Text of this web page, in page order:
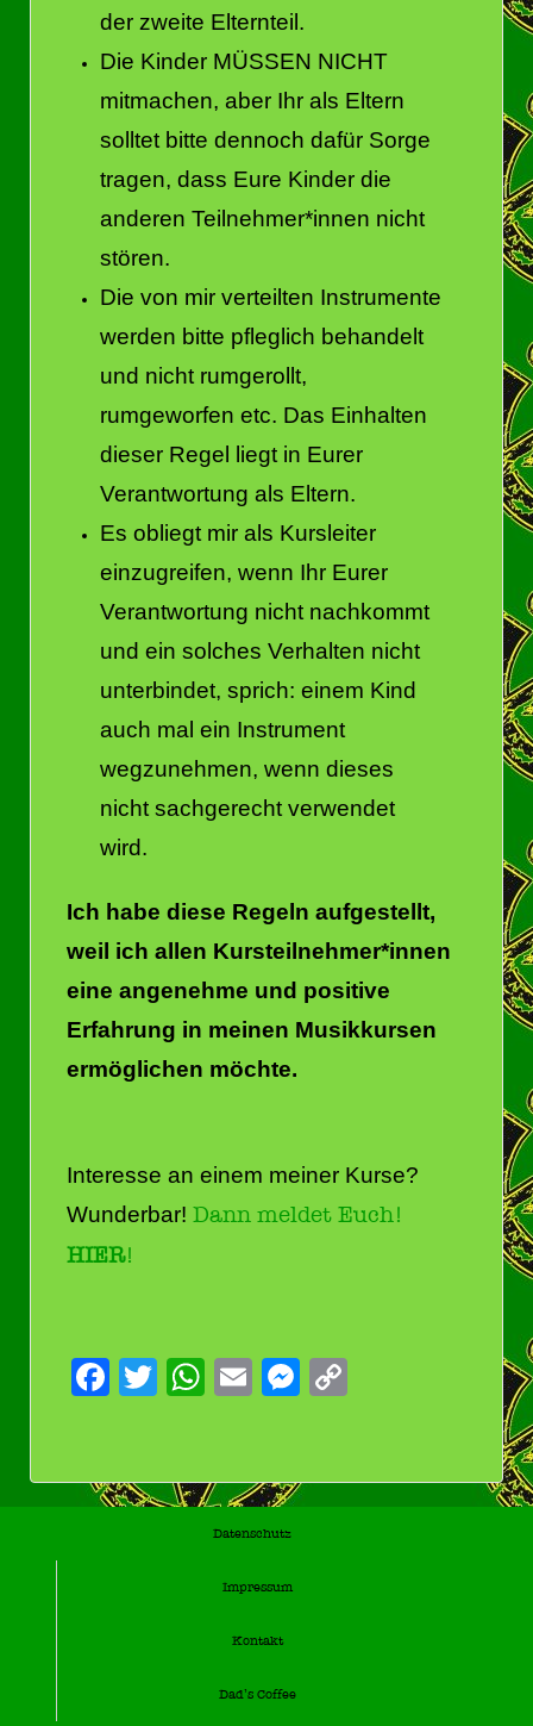
der zweite Elternteil.
Die Kinder MÜSSEN NICHT
mitmachen, aber Ihr als Eltern
solltet bitte dennoch dafür Sorge
tragen, dass Eure Kinder die
anderen Teilnehmer*innen nicht
stören.
Die von mir verteilten Instrumente
werden bitte pfleglich behandelt
und nicht rumgerollt,
rumgeworfen etc. Das Einhalten
dieser Regel liegt in Eurer
Verantwortung als Eltern.
Es obliegt mir als Kursleiter
einzugreifen, wenn Ihr Eurer
Verantwortung nicht nachkommt
und ein solches Verhalten nicht
unterbindet, sprich: einem Kind
auch mal ein Instrument
wegzunehmen, wenn dieses
nicht sachgerecht verwendet
wird.
Ich habe diese Regeln aufgestellt,
weil ich allen Kursteilnehmer*innen
eine angenehme und positive
Erfahrung in meinen Musikkursen
ermöglichen möchte.
Interesse an einem meiner Kurse?
Wunderbar! Dann meldet Euch!
HIER!
Facebook
Twitter
WhatsApp
EmailMessenger
Datenschutz
Impressum
Kontakt
Dad’s Coffee